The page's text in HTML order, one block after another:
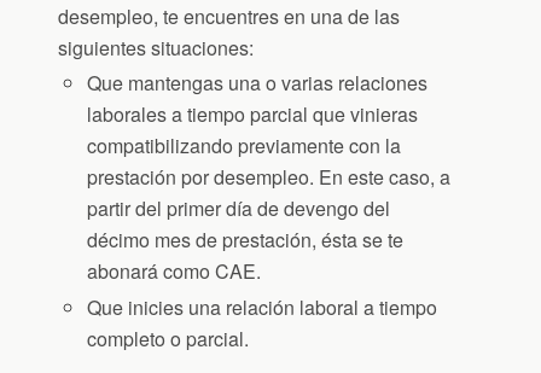
desempleo, te encuentres en una de las
siguientes situaciones:
Que mantengas una o varias relaciones
laborales a tiempo parcial que vinieras
compatibilizando previamente con la
prestación por desempleo. En este caso, a
partir del primer día de devengo del
décimo mes de prestación, ésta se te
abonará como CAE.
Que inicies una relación laboral a tiempo
completo o parcial.